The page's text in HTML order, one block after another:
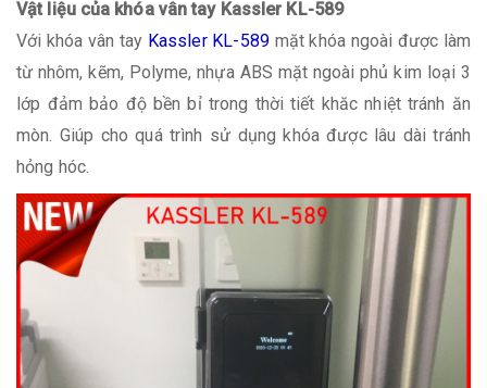
Vật liệu của khóa vân tay Kassler KL-589
Với khóa vân tay Kassler KL-589​​ mặt khóa ngoài được làm
từ nhôm, kẽm, Polyme, nhựa ABS mặt ngoài phủ kim loại 3
lớp đảm bảo độ bền bỉ trong thời tiết khăc nhiệt tránh ăn
mòn. Giúp cho quá trình sử dụng khóa được lâu dài tránh
hỏng hóc.